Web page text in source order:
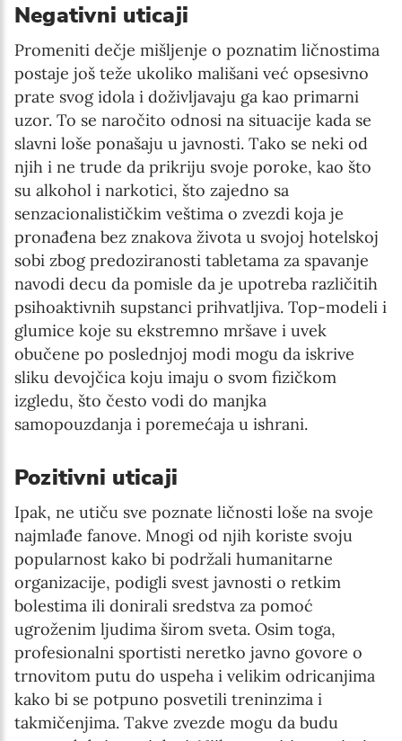
Negativni uticaji
Promeniti dečje mišljenje o poznatim ličnostima
postaje još teže ukoliko mališani već opsesivno
prate svog idola i doživljavaju ga kao primarni
uzor. To se naročito odnosi na situacije kada se
slavni loše ponašaju u javnosti. Tako se neki od
njih i ne trude da prikriju svoje poroke, kao što
su alkohol i narkotici, što zajedno sa
senzacionalističkim veštima o zvezdi koja je
pronađena bez znakova života u svojoj hotelskoj
sobi zbog predoziranosti tabletama za spavanje
navodi decu da pomisle da je upotreba različitih
psihoaktivnih supstanci prihvatljiva. Top-modeli i
glumice koje su ekstremno mršave i uvek
obučene po poslednjoj modi mogu da iskrive
sliku devojčica koju imaju o svom fizičkom
izgledu, što često vodi do manjka
samopouzdanja i poremećaja u ishrani.
Pozitivni uticaji
Ipak, ne utiču sve poznate ličnosti loše na svoje
najmlađe fanove. Mnogi od njih koriste svoju
popularnost kako bi podržali humanitarne
organizacije, podigli svest javnosti o retkim
bolestima ili donirali sredstva za pomoć
ugroženim ljudima širom sveta. Osim toga,
profesionalni sportisti neretko javno govore o
trnovitom putu do uspeha i velikim odricanjima
kako bi se potpuno posvetili treninzima i
takmičenjima. Takve zvezde mogu da budu